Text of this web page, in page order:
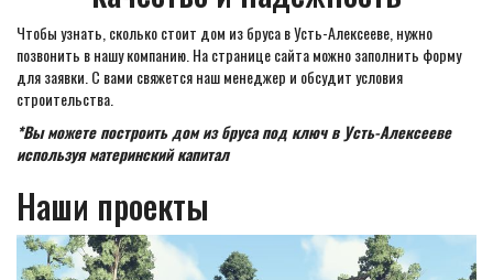
Чтобы узнать, сколько стоит дом из бруса в Усть-Алексееве, нужно
позвонить в нашу компанию. На странице сайта можно заполнить форму
для заявки. С вами свяжется наш менеджер и обсудит условия
строительства.
*Вы можете построить дом из бруса под ключ в Усть-Алексееве
используя материнский капитал
Наши проекты